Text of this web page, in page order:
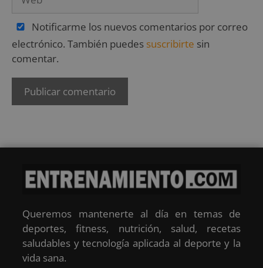
Notificarme los nuevos comentarios por correo
electrónico. También puedes suscribirte sin
comentar.
Queremos mantenerte al día en temas de
deportes, fitness, nutrición, salud, recetas
saludables y tecnología aplicada al deporte y la
vida sana.